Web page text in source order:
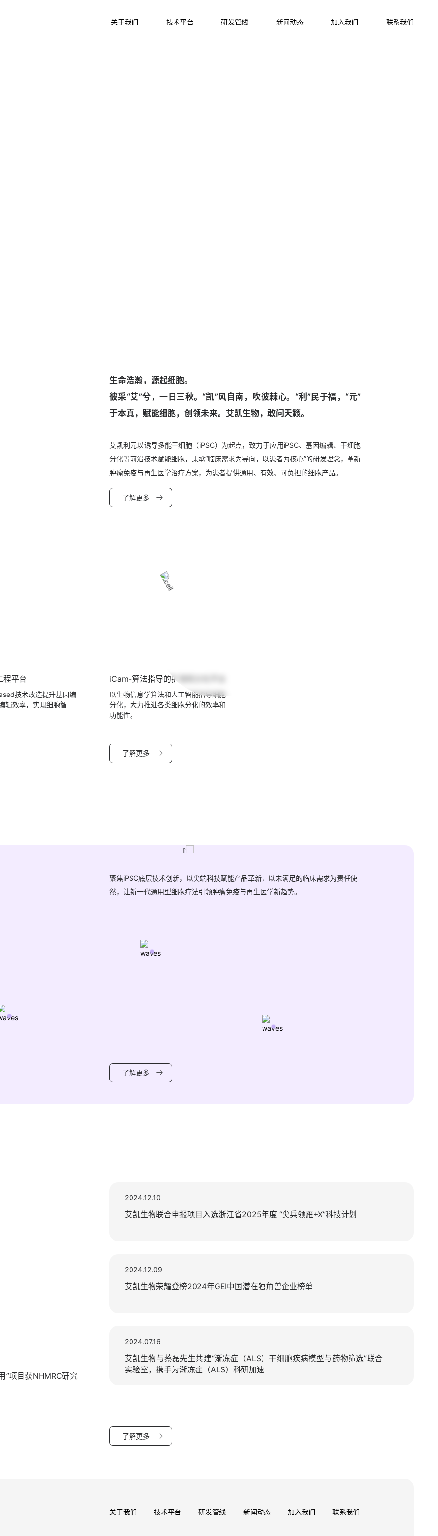
关于我们 技术平台 研发管线 新闻动态 加入我们 联系我们
生命浩瀚，源起细胞。
彼采“艾”兮，一日三秋。 “凯”风自南，吹彼棘心。 “利”民于福，“元”
于本真， 赋能细胞，创领未来。 艾凯生物，敢问天籁。
艾凯利元以诱导多能干细胞（iPSC）为起点，致力于应用iPSC、基因编辑、干细胞
分化等前沿技术赋能细胞，秉承“临床需求为导向，以患者为核心”的研发理念，革新
肿瘤免疫与再生医学治疗方案，为患者提供通用、有效、可负担的细胞产品。
了解更多
程平台
技术改造提升基因编
辑效率，实现细胞智
iCam-算法指导的扩增和分化平台
以生物信息学算法和人工智能指导细胞
分化，大力推进各类细胞分化的效率和
功能性。
了解更多
聚焦iPSC底层技术创新，以尖端科技赋能产品革新，以未满足的临床需求为责任使
然，让新一代通用型细胞疗法引领肿瘤免疫与再生医学新趋势。
了解更多
”项目获NHMRC研究
2024.12.10
艾凯生物联合申报项目入选浙江省2025年度 “尖兵领雁+X”科技计划
2024.12.09
艾凯生物荣耀登榜2024年GEI中国潜在独角兽企业榜单
2024.07.16
艾凯生物与蔡磊先生共建“渐冻症（ALS）干细胞疾病模型与药物筛选”联合
实验室，携手为渐冻症（ALS）科研加速
了解更多
关于我们 技术平台 研发管线 新闻动态 加入我们 联系我们